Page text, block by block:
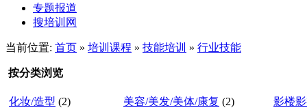
专题报道
搜培训网
当前位置: 首页 » 培训课程 » 技能培训 » 行业技能
按分类浏览
化妆/造型 (2) 美容/美发/美体/康复 (2)
影楼